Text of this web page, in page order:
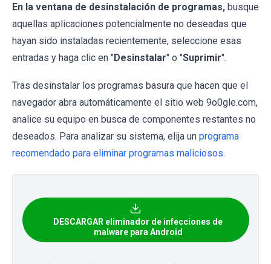
En la ventana de desinstalación de programas, busque
aquellas aplicaciones potencialmente no deseadas que
hayan sido instaladas recientemente, seleccione esas
entradas y haga clic en "Desinstalar" o "Suprimir".
Tras desinstalar los programas basura que hacen que el
navegador abra automáticamente el sitio web 9o0gle.com,
analice su equipo en busca de componentes restantes no
deseados. Para analizar su sistema, elija un programa
recomendado para eliminar programas maliciosos.
DESCARGAR eliminador de infecciones de
malware para Android